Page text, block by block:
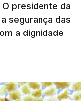
presidente da
segurança das
a dignidade